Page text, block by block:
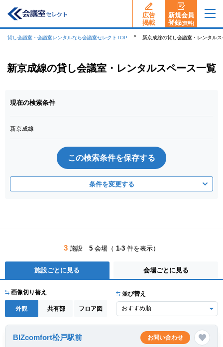
広告
揭載
新規会員
登録(無料)
貸し会議室・会議室レンタルなら会議室セレクトTOP 新京成線の貸し会議室・レンタル
新京成線の貸し会議室・レンタルスペース一覧
現在の検索条件
新京成線
この検索条件を保存する
条件を変更する
3 施設 5 会場（ 1-3 件を表示）
施設ごとに見る 会場ごとに見る
画像切り替え
外観 共有部 フロア図
並び替え
BIZcomfort松戸駅前 お問い合わせ